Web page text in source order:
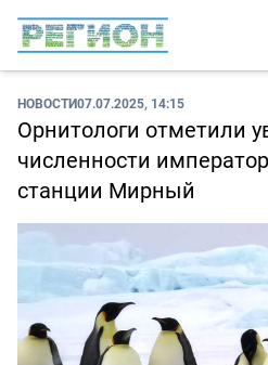
НОВОСТИ07.07.2025, 14:15
Орнитологи отметили
численности
станции Мирный